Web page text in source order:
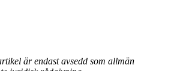
är endast avsedd som allmän